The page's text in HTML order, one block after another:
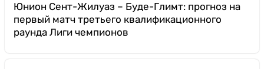
Юнион Сент-Жилуаз – Буде-Глимт: прогноз на
первый матч третьего квалификационного
раунда Лиги чемпионов